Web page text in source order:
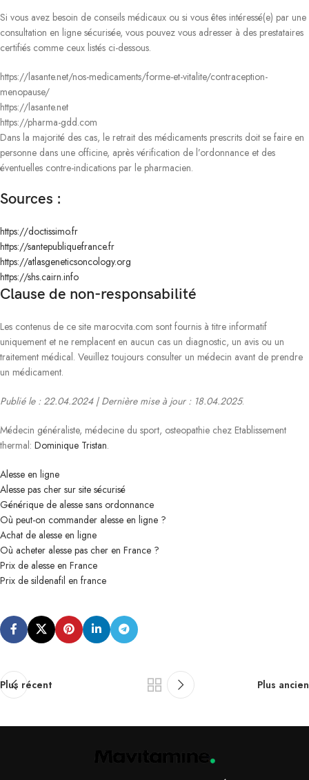
Si vous avez besoin de conseils médicaux ou si vous êtes intéressé(e) par une
consultation en ligne sécurisée, vous pouvez vous adresser à des prestataires
certifiés comme ceux listés ci-dessous.
https://lasante.net/nos-medicaments/forme-et-vitalite/contraception-
menopause/
https://lasante.net
https://pharma-gdd.com
Dans la majorité des cas, le retrait des médicaments prescrits doit se faire en
personne dans une officine, après vérification de l’ordonnance et des
éventuelles contre-indications par le pharmacien.
Sources :
https://doctissimo.fr
https://santepubliquefrance.fr
https://atlasgeneticsoncology.org
https://shs.cairn.info
Clause de non-responsabilité
Les contenus de ce site marocvita.com sont fournis à titre informatif
uniquement et ne remplacent en aucun cas un diagnostic, un avis ou un
traitement médical. Veuillez toujours consulter un médecin avant de prendre
un médicament.
Publié le : 22.04.2024 | Dernière mise à jour : 18.04.2025.
Médecin généraliste, médecine du sport, osteopathie chez Etablissement
thermal: Dominique Tristan.
Alesse en ligne
Alesse pas cher sur site sécurisé
Générique de alesse sans ordonnance
Où peut-on commander alesse en ligne ?
Achat de alesse en ligne
Où acheter alesse pas cher en France ?
Prix de alesse en France
Prix de sildenafil en france
Plus récent Plus ancien